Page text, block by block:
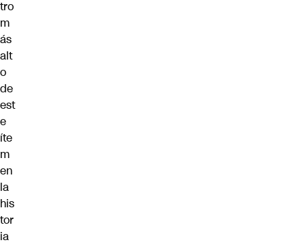
tro
m
ás
alt
o
de
est
e
íte
m
en
la
his
tor
ia